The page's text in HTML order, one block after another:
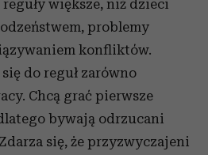
większe, niż dzieci
problemy
konfliktów.
do reguł zarówno
Chcą grać pierwsze
bywają odrzucani
się, że przyzwyczajeni